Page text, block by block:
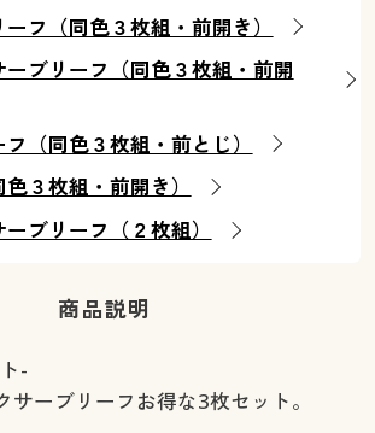
フ（同色３枚組・前開き）
ーブリーフ（同色３枚組・前開
（同色３枚組・前とじ）
３枚組・前開き）
ブリーフ（２枚組）
商品説明
-
サーブリーフお得な3枚セット。